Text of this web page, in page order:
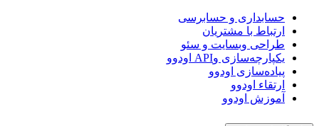
حسابداری و حسابرسی
ارتباط با مشتریان
طراحی وبسایت و سئو
یکپارچه‌سازی وAPI اودوو
پیاده‌سازی اودوو
ارتقاء اودوو
آموزش اودوو